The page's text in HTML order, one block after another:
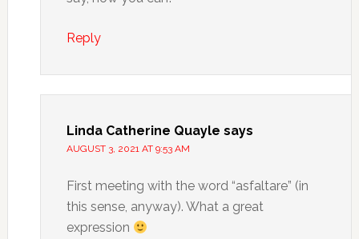
Reply
Linda Catherine Quayle says
AUGUST 3, 2021 AT 9:53 AM
First meeting with the word “asfaltare” (in
this sense, anyway). What a great
expression